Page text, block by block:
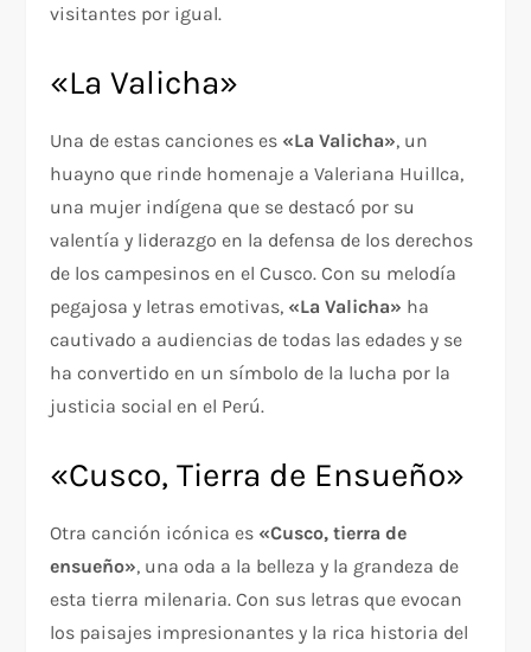
visitantes por igual.
«La Valicha»
Una de estas canciones es «La Valicha», un
huayno que rinde homenaje a Valeriana Huillca,
una mujer indígena que se destacó por su
valentía y liderazgo en la defensa de los derechos
de los campesinos en el Cusco. Con su melodía
pegajosa y letras emotivas, «La Valicha» ha
cautivado a audiencias de todas las edades y se
ha convertido en un símbolo de la lucha por la
justicia social en el Perú.
«Cusco, Tierra de Ensueño»
Otra canción icónica es «Cusco, tierra de
ensueño», una oda a la belleza y la grandeza de
esta tierra milenaria. Con sus letras que evocan
los paisajes impresionantes y la rica historia del